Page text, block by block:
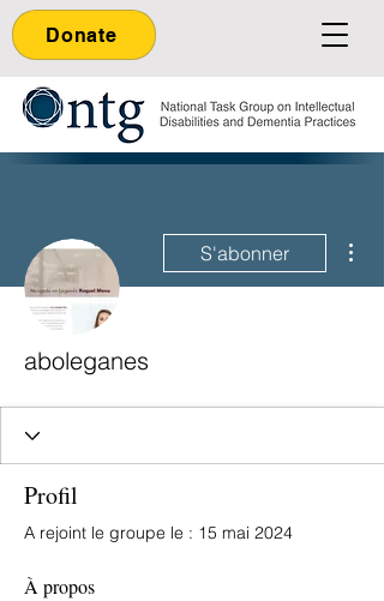
Donate
S'abonner
aboleganes
Profil
A rejoint le groupe le : 15 mai 2024
À propos